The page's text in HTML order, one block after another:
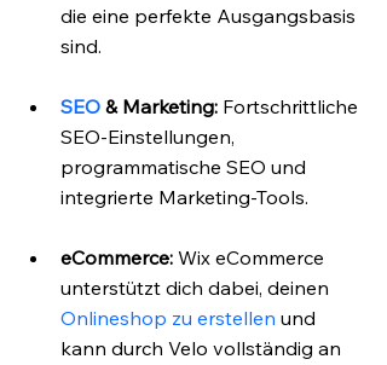
die eine perfekte Ausgangsbasis
sind.
SEO & Marketing: Fortschrittliche
SEO-Einstellungen,
programmatische SEO und
integrierte Marketing-Tools.
eCommerce: Wix eCommerce
unterstützt dich dabei, deinen
Onlineshop zu erstellen und
kann durch Velo vollständig an